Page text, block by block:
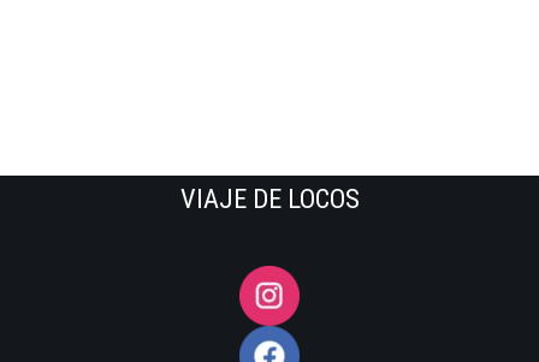
VIAJE DE LOCOS